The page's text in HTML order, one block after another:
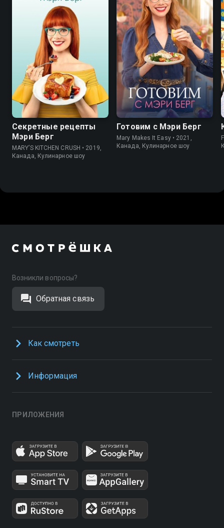
6.1
Секретные рецепты
Мэри Берг
MARY’S KITCHEN CRUSH • 2019,
Канада, Кулинарное шоу
7.8 7.0
Готовим с Мэри Берг
Mary Makes It Easy • 2021,
Канада, Кулинарное шоу
Возникли вопросы?
Обратная связь
Как смотреть
Информация
ПРИЛОЖЕНИЯ